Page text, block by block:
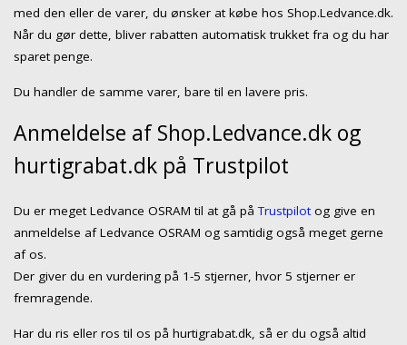
med den eller de varer, du ønsker at købe hos Shop.Ledvance.dk.
Når du gør dette, bliver rabatten automatisk trukket fra og du har
sparet penge.
Du handler de samme varer, bare til en lavere pris.
Anmeldelse af Shop.Ledvance.dk og
hurtigrabat.dk på Trustpilot
Du er meget Ledvance OSRAM til at gå påTrustpilotog give en
anmeldelse af Ledvance OSRAM og samtidig også meget gerne
af os.
Der giver du en vurdering på 1-5 stjerner, hvor 5 stjerner er
fremragende.
Har du ris eller ros til os på hurtigrabat.dk, så er du også altid